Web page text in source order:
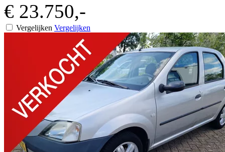
€ 23.750,-
Vergelijken Vergelijken